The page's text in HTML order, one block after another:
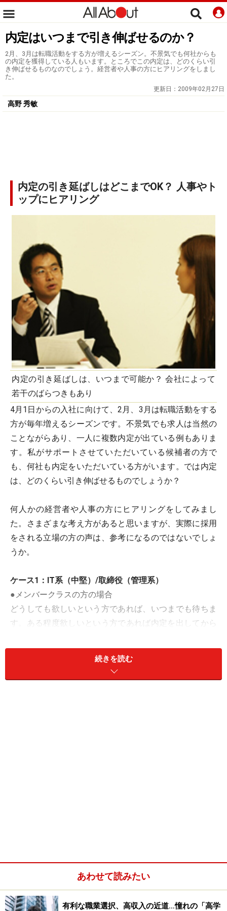
内定はいつまで引き伸ばせるのか？
2月、3月は転職活動をする方が増えるシーズン。不景気でも何社からも
の内定を獲得している人もいます。ところでこの内定は、どのくらい引
き伸ばせるものなのでしょう。経営者や人事の方にヒアリングをしまし
た。
更新日： 2009年02月27日
高野 秀敏
内定の引き延ばしはどこまでOK？ 人事やト
ップにヒアリング
内定の引き延ばしは、いつまで可能か？ 会社によって
若干のばらつきもあり
4月1日からの入社に向けて、2月、3月は転職活動をする
方が毎年増えるシーズンです。不景気でも求人は当然の
ことながらあり、一人に複数内定が出ている例もありま
す。私がサポートさせていただいている候補者の方で
も、何社も内定をいただいている方がいます。では内定
は、どのくらい引き伸ばせるものでしょうか？
何人かの経営者や人事の方にヒアリングをしてみまし
た。さまざまな考え方があると思いますが、実際に採用
をされる立場の方の声は、参考になるのではないでしょ
うか。
ケース1：IT系（中堅）/取締役（管理系）
●メンバークラスの方の場合
どうしても欲しいという方であれば、いつまでも待ちま
す。ある程度欲しいという方であれば内定を出してから
ですので、当社では2週間以上待つことは一般的にはあ
りません。迷って転職して来られても困りますからね。
当社は基準が決まっていまして、内定を出してから1週
間と決めています。それ以上待っても来ることがないた
めです。1週間でも長いと思っているぐらいです。その
ぐらいの志望度が高い方だけを採用したいです。
続きを読む
あわせて読みたい
有利な職業選択、高収入の近道…憧れの「高学